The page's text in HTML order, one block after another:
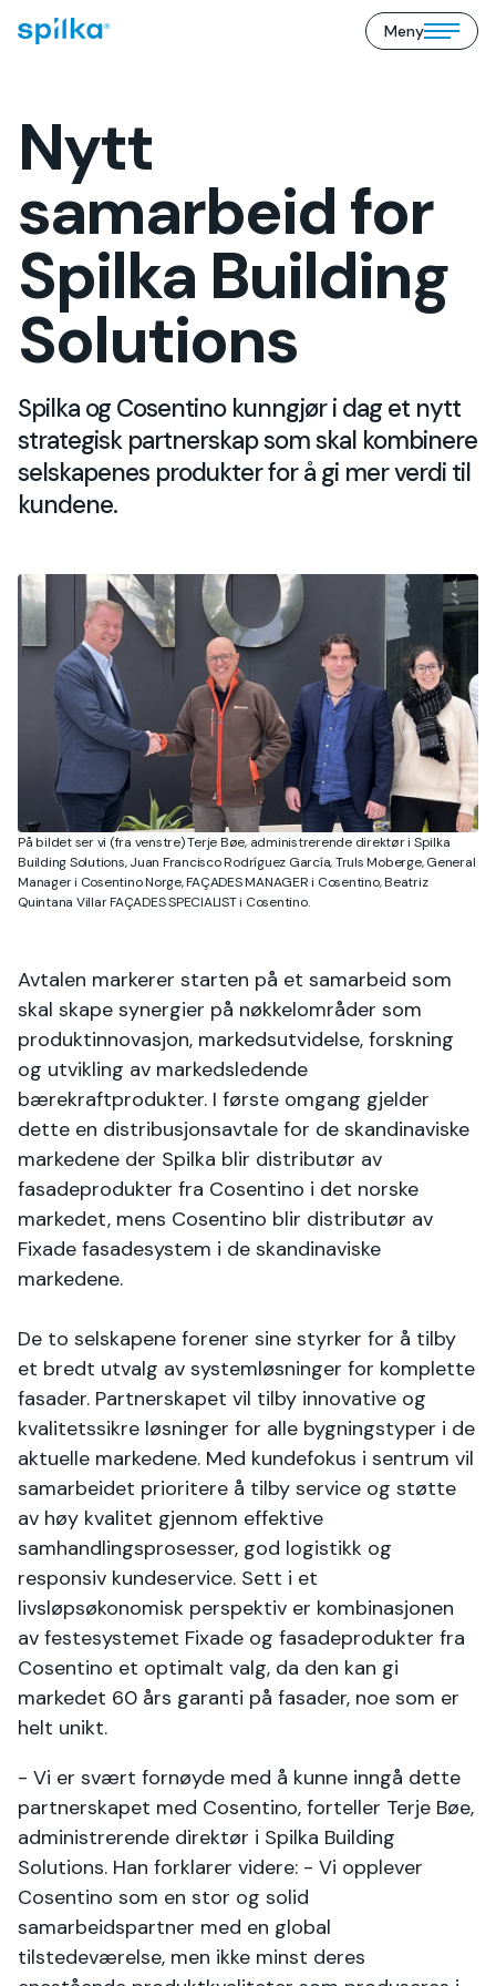
Spilka
Meny
Open/close
Nytt
samarbeid for
Spilka Building
Solutions
Spilka og Cosentino kunngjør i dag et nytt
strategisk partnerskap som skal kombinere
selskapenes produkter for å gi mer verdi til
kundene.
På bildet ser vi (fra venstre) Terje Bøe, administrerende direktør i Spilka
Building Solutions, Juan Francisco Rodríguez García, Truls Moberge, General
Manager i Cosentino Norge, FAÇADES MANAGER i Cosentino, Beatriz
Quintana Villar FAÇADES SPECIALIST i Cosentino.
Avtalen markerer starten på et samarbeid som
skal skape synergier på nøkkelområder som
produktinnovasjon, markedsutvidelse, forskning
og utvikling av markedsledende
bærekraftprodukter. I første omgang gjelder
dette en distribusjonsavtale for de skandinaviske
markedene der Spilka blir distributør av
fasadeprodukter fra Cosentino i det norske
markedet, mens Cosentino blir distributør av
Fixade fasadesystem i de skandinaviske
markedene.
De to selskapene forener sine styrker for å tilby
et bredt utvalg av systemløsninger for komplette
fasader. Partnerskapet vil tilby innovative og
kvalitetssikre løsninger for alle bygningstyper i de
aktuelle markedene. Med kundefokus i sentrum vil
samarbeidet prioritere å tilby service og støtte
av høy kvalitet gjennom effektive
samhandlingsprosesser, god logistikk og
responsiv kundeservice. Sett i et
livsløpsøkonomisk perspektiv er kombinasjonen
av festesystemet Fixade og fasadeprodukter fra
Cosentino et optimalt valg, da den kan gi
markedet 60 års garanti på fasader, noe som er
helt unikt.
- Vi er svært fornøyde med å kunne inngå dette
partnerskapet med Cosentino, forteller Terje Bøe,
administrerende direktør i Spilka Building
Solutions. Han forklarer videre: - Vi opplever
Cosentino som en stor og solid
samarbeidspartner med en global
tilstedeværelse, men ikke minst deres